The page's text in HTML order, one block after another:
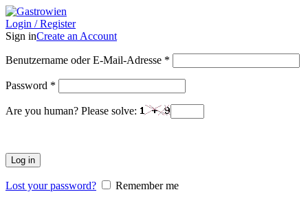
Login / Register
Sign inCreate an Account
Benutzername oder E-Mail-Adresse *
Password *
Are you human? Please solve:
Log in
Lost your password?
Remember me